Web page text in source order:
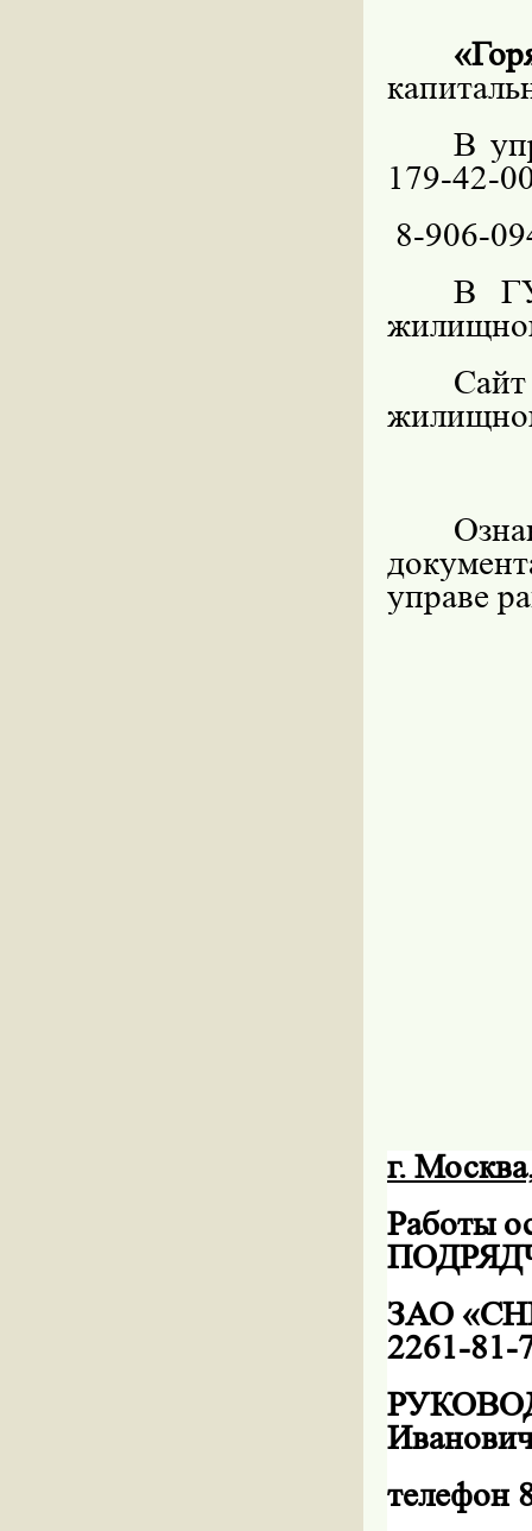
В
179-42-
8-906-
В ГУ
управе
г.
Работы
ЗАО
2261-81-
телефон